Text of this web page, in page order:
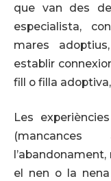
que van des
especialista,
mares
establir
fill o filla
Les
el nen o la